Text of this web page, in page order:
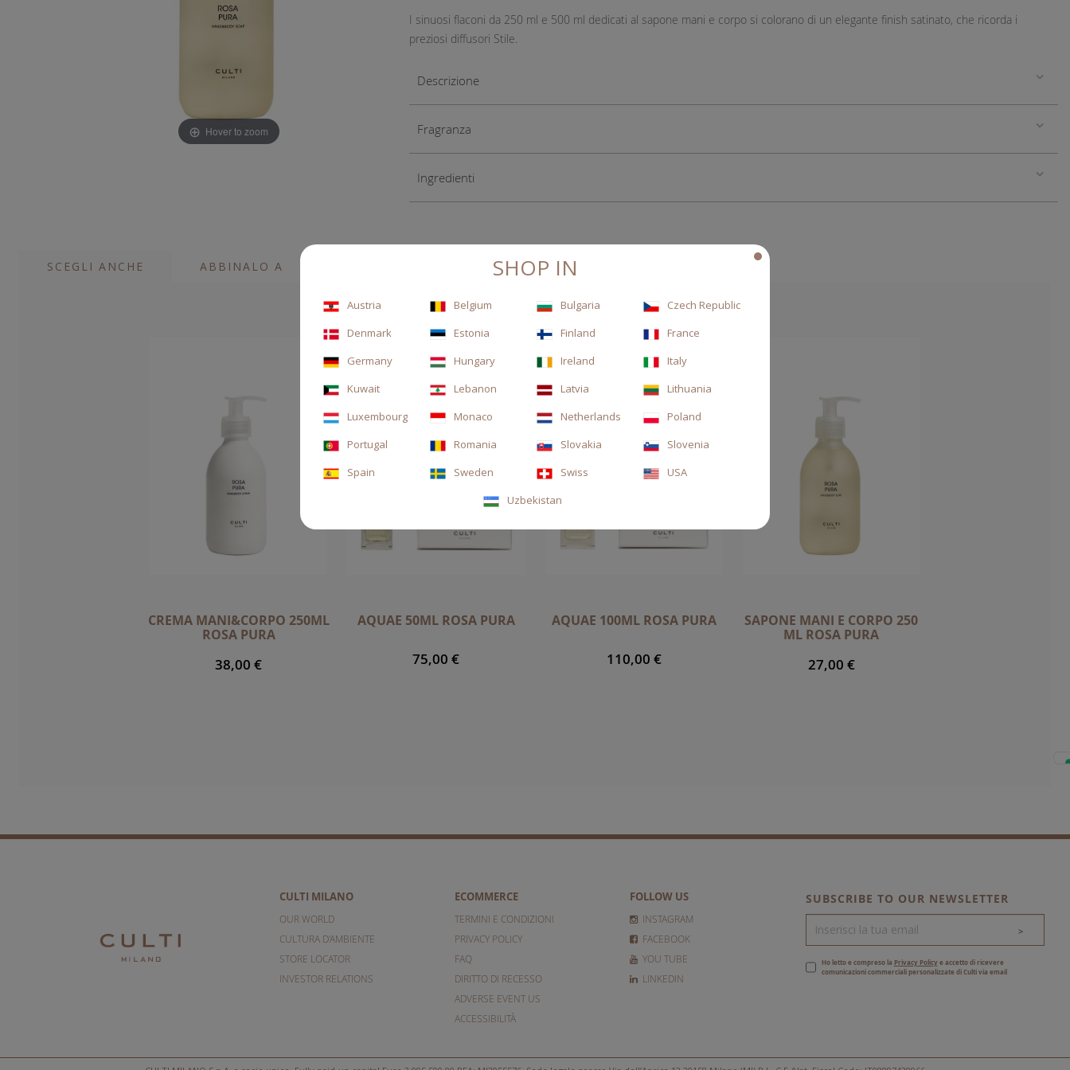
I sinuosi flaconi da 250 ml e 500 ml dedicati al sapone mani e corpo si colorano di un elegante finish satinato, che ricorda i
preziosi diffusori Stile.
Descrizione
Fragranza
Ingredienti
Hover to zoom
SCEGLI ANCHE
CREMA MANI&CORPO 250ML
ROSA PURA
38,00 €
AQUAE 50ML ROSA PURA
75,00 €
AQUAE 100ML ROSA PURA
110,00 €
SAPONE MANI E CORPO 250
ML ROSA PURA
27,00 €
ABBINALO A
CULTI MILANO
OUR WORLD
CULTURA D'AMBIENTE
STORE LOCATOR
INVESTOR RELATIONS
ECOMMERCE
TERMINI E CONDIZIONI
PRIVACY POLICY
FAQ
DIRITTO DI RECESSO
ADVERSE EVENT US
ACCESSIBILITÀ
FOLLOW US
INSTAGRAM
FACEBOOK
YOU TUBE
LINKEDIN
SUBSCRIBE TO OUR NEWSLETTER
>
Ho letto e compreso la Privacy Policy e accetto di ricevere
comunicazioni commerciali personalizzate di Culti via email
SHOP IN
Austria Belgium Bulgaria
Czech Republic
Denmark
Estonia Finland
France
Germany
Hungary Ireland
Italy
Kuwait
Lebanon Latvia
Lithuania
Luxembourg
Monaco Netherlands
Poland
Portugal
Romania Slovakia
Slovenia
Spain
Sweden Swiss
USA
Uzbekistan